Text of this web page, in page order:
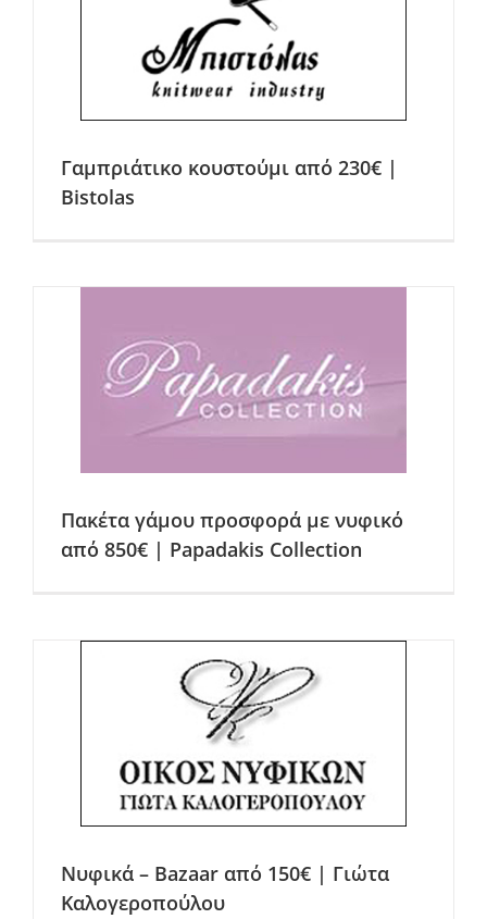
Γαμπριάτικο κουστούμι από 230€ |
Bistolas
Πακέτα γάμου προσφορά με νυφικό
από 850€ | Papadakis Collection
Νυφικά – Bazaar από 150€ | Γιώτα
Καλογεροπούλου